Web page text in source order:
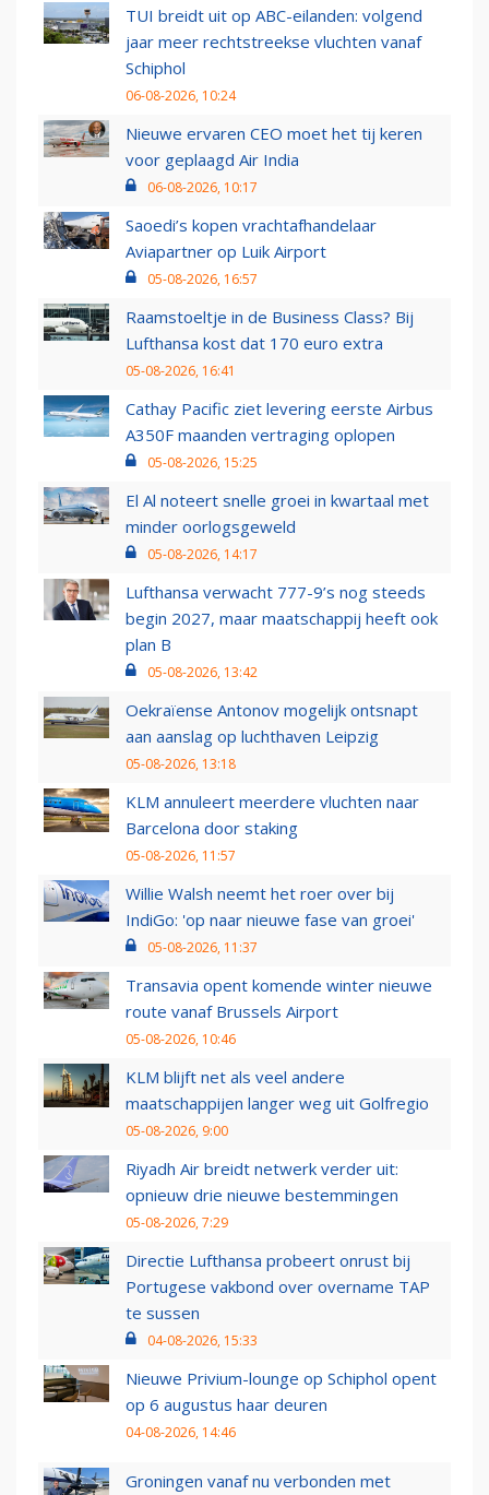
TUI breidt uit op ABC-eilanden: volgend
jaar meer rechtstreekse vluchten vanaf
Schiphol
06-08-2026, 10:24
Nieuwe ervaren CEO moet het tij keren
voor geplaagd Air India
06-08-2026, 10:17
Saoedi’s kopen vrachtafhandelaar
Aviapartner op Luik Airport
05-08-2026, 16:57
Raamstoeltje in de Business Class? Bij
Lufthansa kost dat 170 euro extra
05-08-2026, 16:41
Cathay Pacific ziet levering eerste Airbus
A350F maanden vertraging oplopen
05-08-2026, 15:25
El Al noteert snelle groei in kwartaal met
minder oorlogsgeweld
05-08-2026, 14:17
Lufthansa verwacht 777-9’s nog steeds
begin 2027, maar maatschappij heeft ook
plan B
05-08-2026, 13:42
Oekraïense Antonov mogelijk ontsnapt
aan aanslag op luchthaven Leipzig
05-08-2026, 13:18
KLM annuleert meerdere vluchten naar
Barcelona door staking
05-08-2026, 11:57
Willie Walsh neemt het roer over bij
IndiGo: 'op naar nieuwe fase van groei'
05-08-2026, 11:37
Transavia opent komende winter nieuwe
route vanaf Brussels Airport
05-08-2026, 10:46
KLM blijft net als veel andere
maatschappijen langer weg uit Golfregio
05-08-2026, 9:00
Riyadh Air breidt netwerk verder uit:
opnieuw drie nieuwe bestemmingen
05-08-2026, 7:29
Directie Lufthansa probeert onrust bij
Portugese vakbond over overname TAP
te sussen
04-08-2026, 15:33
Nieuwe Privium-lounge op Schiphol opent
op 6 augustus haar deuren
04-08-2026, 14:46
Groningen vanaf nu verbonden met